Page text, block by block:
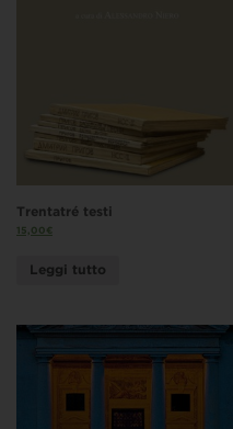
Trentatré testi
15,00€
Leggi tutto